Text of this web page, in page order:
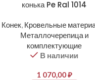
конька Pe Ral 1014
Конек, Кровельные
Металлочерепица и
комплектующие
В наличии
1 070,00₽